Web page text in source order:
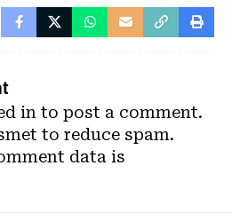
in to post a comment.
to reduce spam.
data is